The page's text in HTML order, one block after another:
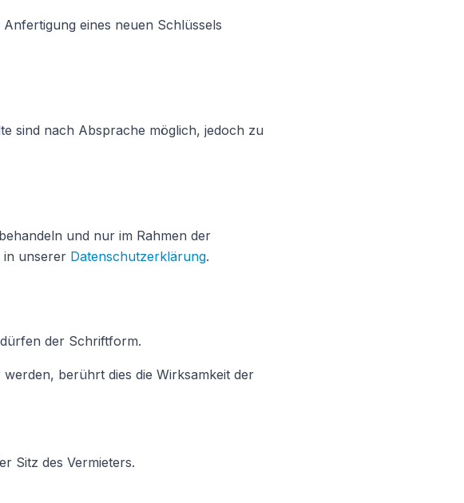
eines neuen Schlüssels
sind nach Absprache möglich, jedoch zu
und nur im Rahmen der
in unserer Datenschutzerklärung.
der Schriftform.
berührt dies die Wirksamkeit der
Sitz des Vermieters.